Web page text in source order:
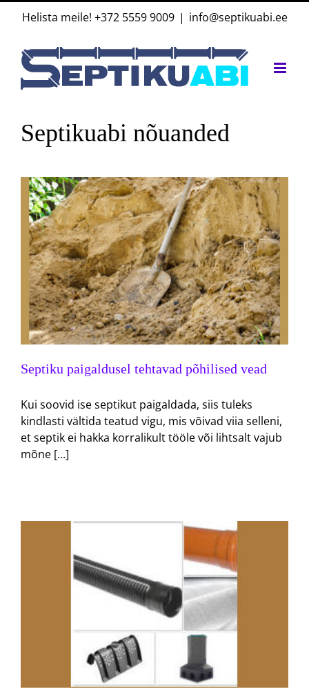
Helista meile! +372 5559 9009 | info@septikuabi.ee
Septikuabi nõuanded
Septiku paigaldusel tehtavad põhilised vead
Kui soovid ise septikut paigaldada, siis tuleks
kindlasti vältida teatud vigu, mis võivad viia selleni,
et septik ei hakka korralikult tööle või lihtsalt vajub
mõne [...]